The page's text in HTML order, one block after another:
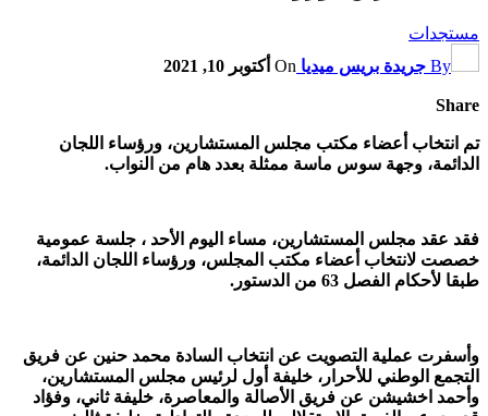
مستجدات
By جريدة بريس ميديا On أكتوبر 10, 2021
Share
تم انتخاب أعضاء مكتب مجلس المستشارين، ورؤساء اللجان
الدائمة، وجهة سوس ماسة ممثلة بعدد هام من النواب.
فقد عقد مجلس المستشارين، مساء اليوم الأحد ، جلسة عمومية
خصصت لانتخاب أعضاء مكتب المجلس، ورؤساء اللجان الدائمة،
طبقا لأحكام الفصل 63 من الدستور.
وأسفرت عملية التصويت عن انتخاب السادة محمد حنين عن فريق
التجمع الوطني للأحرار، خليفة أول لرئيس مجلس المستشارين،
وأحمد اخشيشن عن فريق الأصالة والمعاصرة، خليفة ثاني، وفؤاد